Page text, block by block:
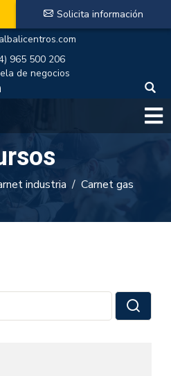
965 500 206
de negocios
Solicita información
industria Carnet gas